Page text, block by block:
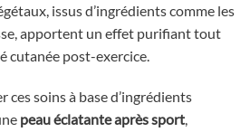
issus d’ingrédients comme les
apportent un effet purifiant tout
cutanée post-exercice.
ces soins à base d’ingrédients
peau éclatante après sport,